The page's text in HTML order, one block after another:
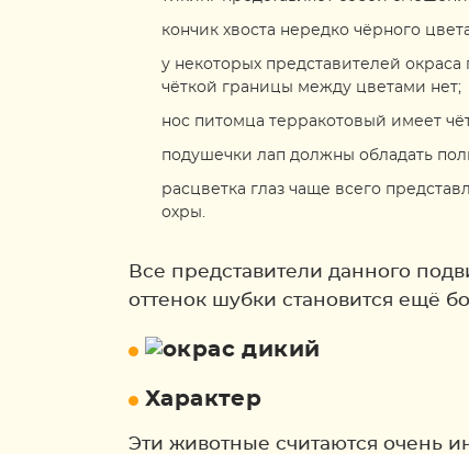
кончик хвоста нередко чёрного
у некоторых представителей
чёткой границы между цветами нет;
нос питомца терракотовый имеет
подушечки лап должны обладать
расцветка глаз чаще всего
охры.
Все представители данного
оттенок шубки становится ещё
Характер
Эти животные считаются очень